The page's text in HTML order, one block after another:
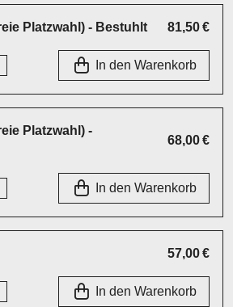
Platzwahl) - Bestuhlt 81,50 €
In den Warenkorb
Platzwahl) -
68,00 €
In den Warenkorb
57,00 €
In den Warenkorb